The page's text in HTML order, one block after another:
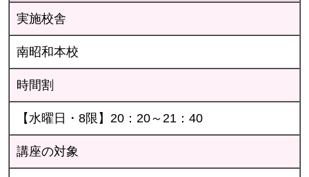
実施校舎
南昭和本校
時間割
【水曜日・8限】20：20～21：40
講座の対象